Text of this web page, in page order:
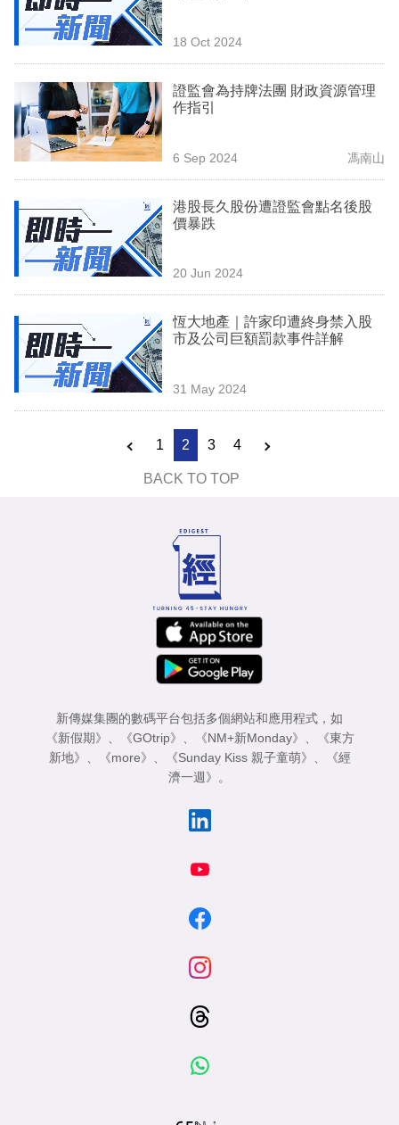
18 Oct 2024
證監會為持牌法團 財政資源管理
作指引
6 Sep 2024 馮南山
港股長久股份遭證監會點名後股
價暴跌
20 Jun 2024
恆大地產｜許家印遭終身禁入股
市及公司巨額罰款事件詳解
31 May 2024
1 2 3 4
BACK TO TOP
新傳媒集團的數碼平台包括多個網站和應用程式，如
《新假期》 、 《GOtrip》 、 《NM+新Monday》 、
《東方
新地》 、 《more》 、 《Sunday Kiss 親子童萌》 、
《經
濟一週》 。